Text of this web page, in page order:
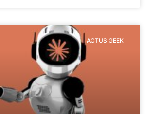
ACTUS GEEK